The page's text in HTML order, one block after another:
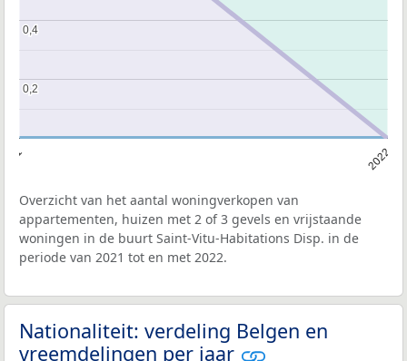
2022
0,2
0,2
0,4
0,4
Overzicht van het aantal woningverkopen van
appartementen, huizen met 2 of 3 gevels en vrijstaande
woningen in de buurt Saint-Vitu-Habitations Disp. in de
periode van 2021 tot en met 2022.
Nationaliteit: verdeling Belgen en
vreemdelingen per jaar